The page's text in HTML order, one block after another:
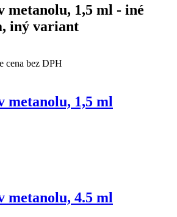
1,5 ml - iné
iný variant
cena bez DPH
1,5 ml
4.5 ml